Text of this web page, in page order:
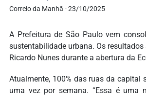
Correio da Manhã - 23/10/2025
A Prefeitura de São Paulo vem
sustentabilidade urbana. Os
Ricardo Nunes durante a abertura da
Atualmente, 100% das ruas da capital
uma vez por semana. “Essa é uma